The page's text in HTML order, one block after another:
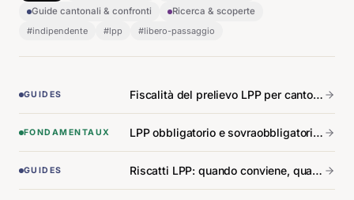
Guide cantonali & confronti
Ricerca & scoperte
#indipendente #lpp #libero-passaggio
GUIDES Fiscalità del prelievo LPP per cantone: la mappa degli scarti.
FONDAMENTAUX LPP obbligatorio e sovraobbligatorio: la differenza che tutti confondono.
GUIDES Riscatti LPP: quando conviene, quando è una trappola.